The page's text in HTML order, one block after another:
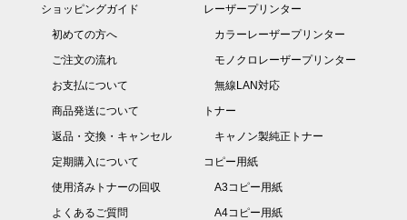
ショッピングガイド
初めての方へ
ご注文の流れ
お支払について
商品発送について
返品・交換・キャンセル
定期購入について
使用済みトナーの回収
よくあるご質問
レーザープリンター
カラーレーザープリンター
モノクロレーザープリンター
無線LAN対応
トナー
キャノン製純正トナー
コピー用紙
A3コピー用紙
A4コピー用紙